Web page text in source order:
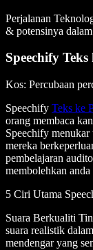
Perjalanan
& potensinya
Speechify
Kos: Percubaan
Speechify Teks ke
orang membaca
Speechify menukar
mereka
pembelajaran
membolehkan
5 Ciri Utama
Suara Berkualiti
suara realistik
mendengar yang